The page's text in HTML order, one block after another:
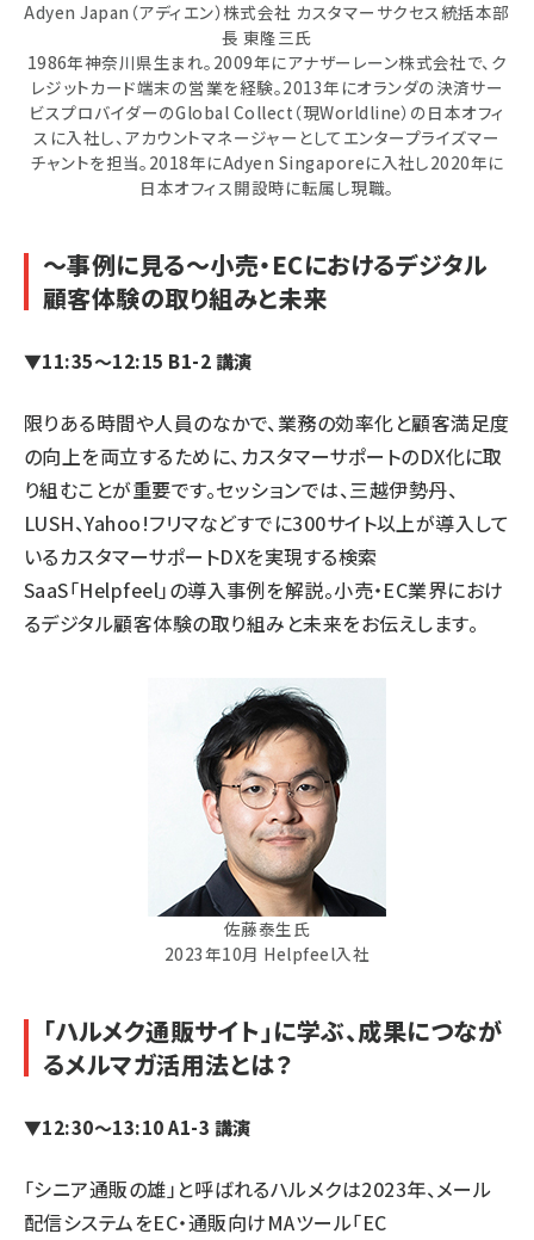
Adyen Japan（アディエン）株式会社 カスタマーサクセス統括本部
長 東隆三氏
1986年神奈川県生まれ。2009年にアナザーレーン株式会社で、ク
レジットカード端末の営業を経験。2013年にオランダの決済サー
ビスプロバイダーのGlobal Collect（現Worldline）の日本オフィ
スに入社し、アカウントマネージャーとしてエンタープライズマー
チャントを担当。2018年にAdyen Singaporeに入社し2020年に
日本オフィス開設時に転属し現職。
～事例に見る～小売・ECにおけるデジタル
顧客体験の取り組みと未来
▼11:35～12:15 B1-2 講演
限りある時間や人員のなかで、業務の効率化と顧客満足度
の向上を両立するために、カスタマーサポートのDX化に取
り組むことが重要です。セッションでは、三越伊勢丹、
LUSH、Yahoo!フリマなどすでに300サイト以上が導入して
いるカスタマーサポートDXを実現する検索
SaaS「Helpfeel」の導入事例を解説。小売・EC業界におけ
るデジタル顧客体験の取り組みと未来をお伝えします。
佐藤泰生氏
2023年10月 Helpfeel入社
「ハルメク通販サイト」に学ぶ、成果につなが
るメルマガ活用法とは？
▼12:30～13:10 A1-3 講演
「シニア通販の雄」と呼ばれるハルメクは2023年、メール
配信システムをEC・通販向けMAツール「EC